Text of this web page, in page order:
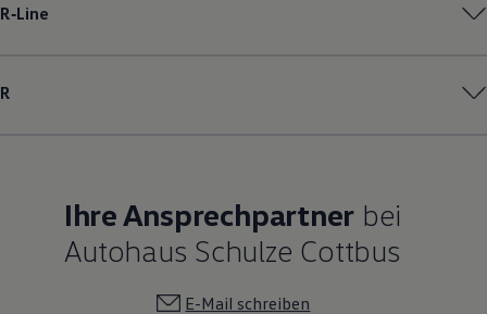
R‑Line
R
Ihre Ansprechpartner bei
Autohaus Schulze Cottbus
E-Mail schreiben